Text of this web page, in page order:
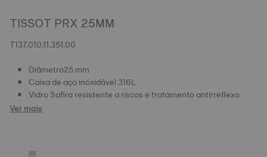
TISSOT PRX 25MM
T137.010.11.351.00
Diâmetro25 mm
Caixa de aço inóxidável 316L
Vidro Safira resistente a riscos e tratamento antirreflexo
Ver mais